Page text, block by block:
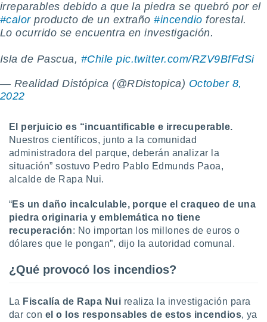
ni para
o
Puedes
acceder a
abono
únicos
similares
como
sitio
de
posible
irreparables debido a que la piedra se quebró por el
#calorproducto de un extraño#incendio forestal.
Lo ocurrido se encuentra en investigación.
Isla de Pascua, #Chile pic.twitter.com/RZV9BfFdSi
— Realidad Distópica (@RDistopica) October 8,
2022
El perjuicio es “incuantificable e irrecuperable.
Nuestros científicos, junto a la comunidad
administradora del parque, deberán analizar la
situación” sostuvo Pedro Pablo Edmunds Paoa,
alcalde de Rapa Nui.
“Es un daño incalculable, porque el craqueo de una
piedra originaria y emblemática no tiene
recuperación: No importan los millones de euros o
dólares que le pongan”, dijo la autoridad comunal.
¿Qué provocó los incendios?
La Fiscalía de Rapa Nui realiza la investigación para
dar con el o los responsables de estos incendios, ya